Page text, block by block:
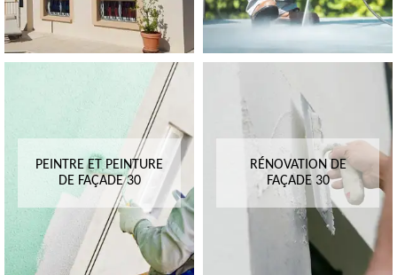
PEINTRE ET PEINTURE
DE FAÇADE 30
RÉNOVATION DE
FAÇADE 30